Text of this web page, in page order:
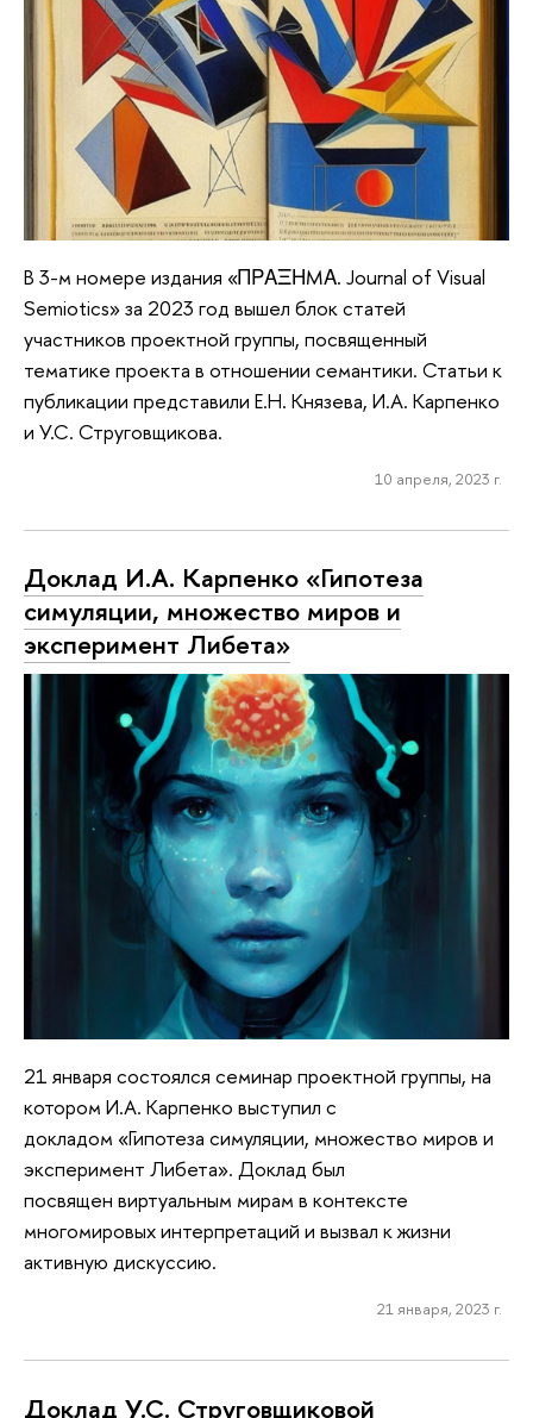
В 3-м номере издания «ΠΡΑΞΗMΑ. Journal of Visual
Semiotics» за 2023 год вышел блок статей
участников проектной группы, посвященный
тематике проекта в отношении семантики. Статьи к
публикации представили Е.Н. Князева, И.А. Карпенко
и У.С. Струговщикова.
10 апреля, 2023 г.
Доклад И.А. Карпенко «Гипотеза
симуляции, множество миров и
эксперимент Либета»
21 января состоялся семинар проектной группы, на
котором И.А. Карпенко выступил с
докладом «Гипотеза симуляции, множество миров и
эксперимент Либета». Доклад был
посвящен виртуальным мирам в контексте
многомировых интерпретаций и вызвал к жизни
активную дискуссию.
21 января, 2023 г.
Доклад У.С. Струговщиковой